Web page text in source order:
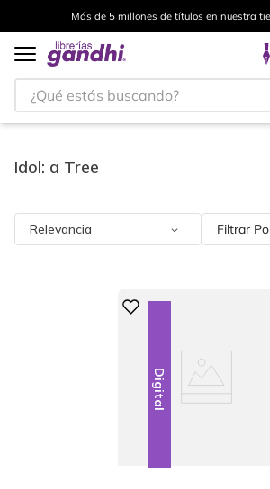
Más de 5 millones de títulos en nuestra
¿Qué estás buscando?
Idol: a Tree
Relevancia Filtrar
Digital